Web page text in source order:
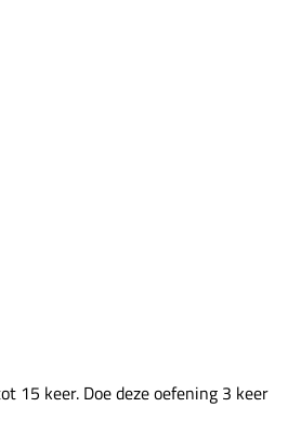
15 keer. Doe deze oefening 3 keer